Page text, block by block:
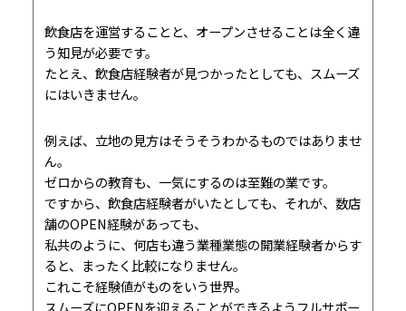
飲食店を運営することと、オープンさせることは全く違
う知見が必要です。
たとえ、飲食店経験者が見つかったとしても、スムーズ
にはいきません。
例えば、立地の見方はそうそうわかるものではありませ
ん。
ゼロからの教育も、一気にするのは至難の業です。
ですから、飲食店経験者がいたとしても、それが、数店
舗のOPEN経験があっても、
私共のように、何店も違う業種業態の開業経験者からす
ると、まったく比較になりません。
これこそ経験値がものをいう世界。
スムーズにOPENを迎えることができるようフルサポー